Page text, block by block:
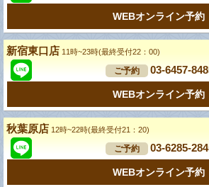
WEBオンライン予約
新宿東口店 11時~23時(最終受付22：00)
ご予約 03-6457-
WEBオンライン予約
秋葉原店 12時~22時(最終受付21：20)
ご予約 03-6285-
WEBオンライン予約